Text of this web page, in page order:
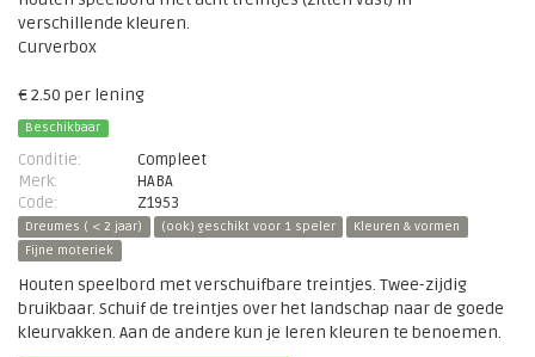
verschillende kleuren.
Curverbox
€ 2.50 per lening
Beschikbaar
Conditie:
Compleet
Merk:
HABA
Code:
Z1953
Dreumes ( < 2 jaar) (ook) geschikt voor 1 speler
Kleuren & vormen
Fijne moteriek
Houten speelbord met verschuifbare treintjes. Twee-zijdig
bruikbaar. Schuif de treintjes over het landschap naar de goede
kleurvakken. Aan de andere kun je leren kleuren te benoemen.